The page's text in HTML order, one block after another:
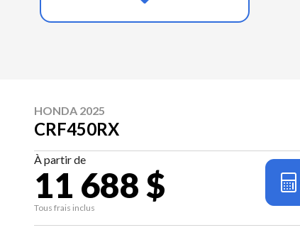
HONDA 2025
CRF450RX
À partir de
11 688 $
Tous frais inclus